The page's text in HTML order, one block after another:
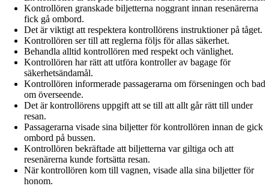
Kontrollören granskade biljetterna noggrant innan resenärerna
fick gå ombord.
Det är viktigt att respektera kontrollörens instruktioner på tåget.
Kontrollören ser till att reglerna följs för allas säkerhet.
Behandla alltid kontrollören med respekt och vänlighet.
Kontrollören har rätt att utföra kontroller av bagage för
säkerhetsändamål.
Kontrollören informerade passagerarna om förseningen och bad
om överseende.
Det är kontrollörens uppgift att se till att allt går rätt till under
resan.
Passagerarna visade sina biljetter för kontrollören innan de gick
ombord på bussen.
Kontrollören bekräftade att biljetterna var giltiga och att
resenärerna kunde fortsätta resan.
När kontrollören kom till vagnen, visade alla sina biljetter för
honom.